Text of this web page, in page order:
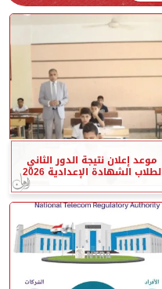
موعد إعلان نتيجة الدور الثاني
لطلاب الشهادة الإعدادية 2026